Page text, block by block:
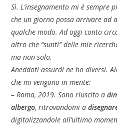
Sì. L’insegnamento mi è sempre
che un giorno possa arrivare ad
qualche modo. Ad oggi conto
altro che “sunti” delle mie
ma non solo.
Aneddoti assurdi ne ho diversi.
che mi vengono in mente:
– Roma, 2019. Sono riuscito a
albergo, ritrovandomi a
digitalizzandole all’ultimo